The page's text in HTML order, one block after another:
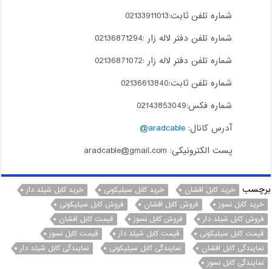
شماره تلفن ثابت:02133911013
شماره تلفن دفتر لاله زار :02136871294
شماره تلفن دفتر لاله زار :02136871072
شماره تلفن ثابت:02136613840
شماره فکس:02143853049
آدرس کانال:aradcable@
پست الکترونیکی: aradcable@gmail.com
برچسب خرید کابل افشان خرید کابل سیلیکونی
خرید کابل شیلد دار
خرید کابل نسوز
فروش کابل افشان
فروش کابل سیلیکونی
فروش کابل شیلد دار
فروش کابل نسوز
قیمت کابل افشان
قیمت کابل سیلیکونی
قیمت کابل شیلد دار
قیمت کابل نسوز
نمایندگی کابل افشان
نمایندگی کابل سیلیکونی
نمایندگی کابل شیلد دار
نمایندگی کابل نسوز